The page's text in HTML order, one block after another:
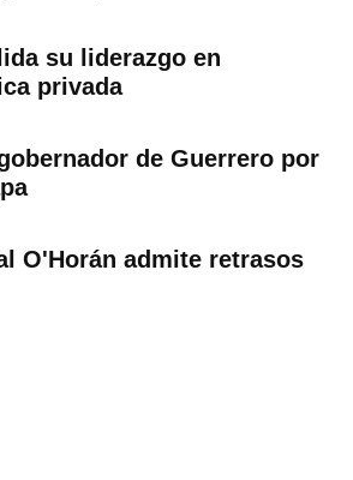
su liderazgo en
privada
de Guerrero por
O'Horán admite retrasos